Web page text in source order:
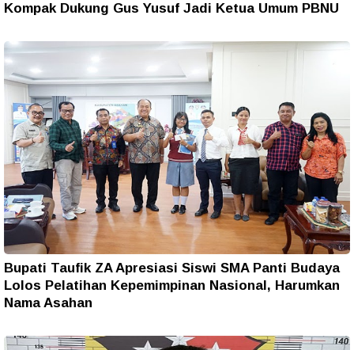
Kompak Dukung Gus Yusuf Jadi Ketua Umum PBNU
Bupati Taufik ZA Apresiasi Siswi SMA Panti Budaya
Lolos Pelatihan Kepemimpinan Nasional, Harumkan
Nama Asahan